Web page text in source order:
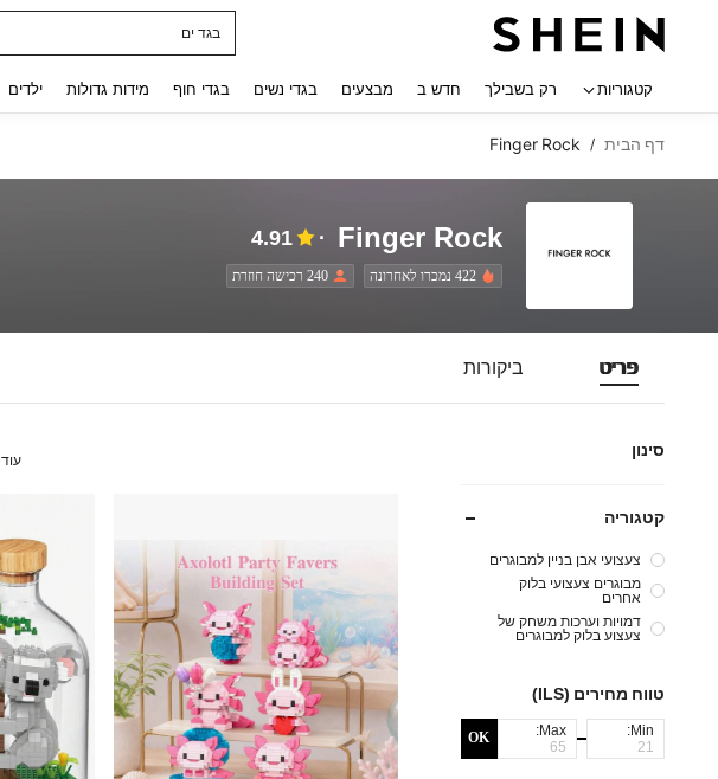
בגד ים
קטגוריות רק בשבילך חדש ב מבצעים בגדי נשים בגדי חוף מידות גדולות ילדים
דף הבית /
Finger Rock
Finger Rock
4.91
422 נמכרו לאחרונה 240 רכישה חוזרת
פריט ביקורות
סינון
קטגוריה
צעצועי אבן בניין למבוגרים
מבוגרים צעצועי בלוק
אחרים
דמויות וערכות משחק של
צעצוע בלוק למבוגרים
טווח מחירים (ILS)
Min:
Max:
OK
עוד